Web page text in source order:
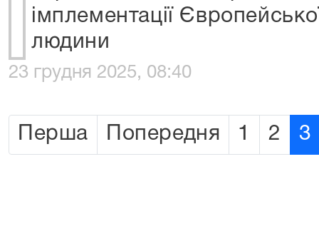
імплементації
людини
23 грудня 2025, 08:40
Перша Попередня 1 2 3